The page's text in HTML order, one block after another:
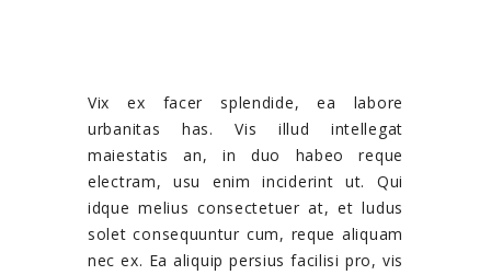
Vix ex facer splendide, ea labore
urbanitas has. Vis illud intellegat
maiestatis an, in duo habeo reque
electram, usu enim inciderint ut. Qui
idque melius consectetuer at, et ludus
solet consequuntur cum, reque aliquam
nec ex. Ea aliquip persius facilisi pro, vis